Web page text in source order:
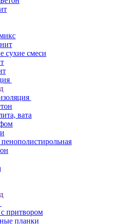
сухие смеси
вата
притвором
планки